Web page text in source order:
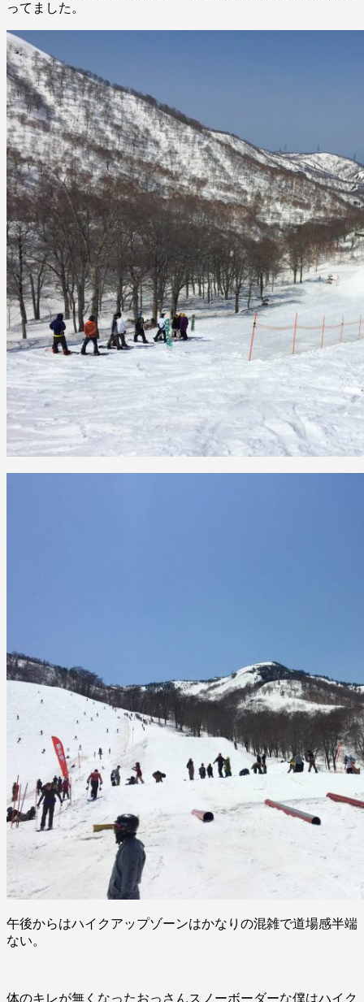
ってました。
午後からはハイクアップゾーンはかなりの混雑で道場感半端
ない。
体のキレが無くなったおっさんスノーボーダーな僕はハイク